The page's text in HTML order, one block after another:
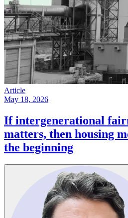
Article
May 18, 2026
If intergenerational
matters, then housing
the beginning​​​​‌ ‍ ​‍​‍‌‍ ‌ ​‍‌‍‍‌‌‍‌ ‌‍‍‌‌‍ ‍​‍​‍​ ‍‍​‍​‍‌ ​ ‌‍​‌‌‍ ‍‌‍‍‌‌ ‌​‌ ‍‌​‍ ‍‌‍‍‌‌‍ ​‍​‍​‍ ​​‍​‍‌‍‍​‌ ​‍‌‍‌‌‌‍‌‍​‍​‍​ ‍‍​‍​‍‌‍‍​‌ ‌​‌ ‌​‌ ​​​ ‍‍​‍ ​‍ ‌‍ ​‌‍ ‌‍​ ‌‍​‌‌‍ ​‌‍‍​‌‍ ‌ ​ ‌ ‌​​ ‍‍​ ​ ​ ​ ​ ​ ​ ​ ​‍ ‌‍‍‌‌‍ ‍‌ ‌​‌‍‌‌‌‍ ‍‌ ‌​​‍ ‌‍‌‌‌‍‌​‌‍‍‌‌ ‌​​‍ ‌‍ ‌‌‍ ‌‍‌​‌‍‌‌​ ‌‌ ​​‌ ​‍‌‍‌‌‌ ​ ‌‍‌‌‌‍ ‍‌ ‌​‌‍​‌‌ ‌​‌‍‍‌‌‍ ‌‍ ‍​ ‍ ‌‍‍‌‌‍‌​​ ‌​ ‌‌‌‍​‌​ ‌‍​ ‌‌‌‍​‌​ ‌‌​ ‌‍​ ​​​‍ ‌‌‍​‌‌‍‌‌​ ‍​‌‍​‌​‍ ‌​ ‌​​ ‌‌​ ‌‍‌‍‌‍​‍ ‌‌‍​‌​ ‌​​ ‌ ​ ‌​​‍ ‌​ ‌‍‌‍‌‍‌‍​‍‌‍​‌​ ‌​​ ​‍​ ‍‌​ ‌‌​ ​ ​ ‌​​ ‌ ​ ​‍​ ‍ ‌ ‌​‌ ‍‌‌ ​​‌‍‌‌​ ‌‌‍ ‍‌‍‌‌‌ ‌ ‌ ​ ​ ‍ ‌ ​​‌‍​‌‌ ‌​‌‍‍​​ ‌‌ ‌​‌‍‍‌‌ ‌​‌‍ ​‌‍‌‌​ ‌‍​‍‌‍​‌‌ ​ ‌‍‌‌‌‌‌‌‌ ​‍‌‍ ​​ ‌‌‍‍​‌ ‌​‌ ‌​‌ ​​​‍‌‌​ ​ ‌​​‌​‍‌‌​ ​‍‌​‌‍​‍‌‌​ ​‍‌​‌‍‌‍ ​‌‍ ‌‍​ ‌‍​‌‌‍ ​‌‍‍​‌‍ ‌ ​ ‌ ‌​​‍‌‌​ ​ ‌​​‌​ ​ ​ ​ ​ ​ ​ ​ ​‍‌‍‌‍‍‌‌‍‌​​ ‌​ ‌‌‌‍​‌​ ‌‍​ ‌‌‌‍​‌​ ‌‌​ ‌‍​ ​​​‍ ‌‌‍​‌‌‍‌‌​ ‍​‌‍​‌​‍ ‌​ ‌​​ ‌‌​ ‌‍‌‍‌‍​‍ ‌‌‍​‌​ ‌​​ ‌ ​ ‌​​‍ ‌​ ‌‍‌‍‌‍‌‍​‍‌‍​‌​ ‌​​ ​‍​ ‍‌​ ‌‌​ ​ ​ ‌​​ ‌ ​ ​‍​‍‌‍‌ ‌​‌ ‍‌‌ ​​‌‍‌‌​ ‌‌‍ ‍‌‍‌‌‌ ‌ ‌ ​ ​‍‌‍‌ ​​‌‍​‌‌ ‌​‌‍‍​​ ‌‌ ‌​‌‍‍‌‌ ‌​‌‍ ​‌‍‌‌​‍‌‍‌ ​​‌‍‌‌‌ ​‍‌ ​ ‌ ​​‌‍‌‌‌‍​ ‌ ‌​‌‍‍‌‌ ‌‍‌‍‌‌​ ‌‌ ​​‌ ‌‌‌‍​‍‌‍ ​‌‍‍‌‌ ​ ‌‍‍​‌‍‌‌‌‍‌​​‍​‍‌ ‌